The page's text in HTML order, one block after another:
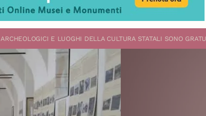
E LUOGHI DELLA CULTURA STATALI SONO